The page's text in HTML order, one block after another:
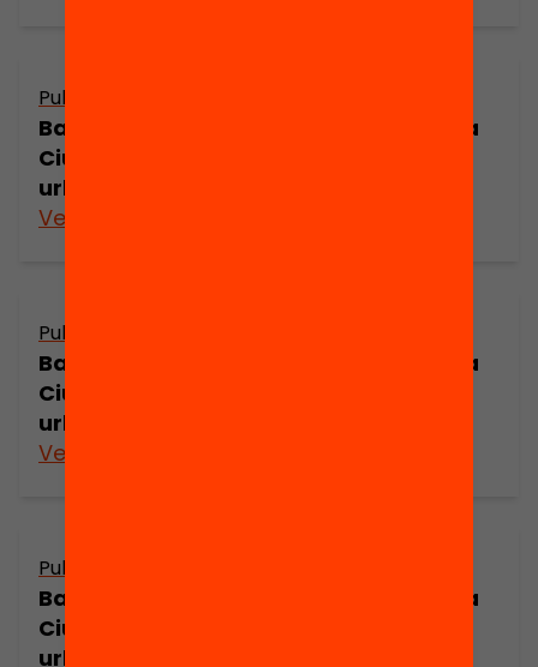
Publicació
Barcelona a principis del segle XVIII: La
Ciutadella i els canvis de l’estructura
urbana (part 4)
Veure’n més
Publicació
Barcelona a principis del segle XVIII: La
Ciutadella i els canvis de l’estructura
urbana (part 3)
Veure’n més
Publicació
Barcelona a principis del segle XVIII: La
Ciutadella i els canvis de l’estructura
urbana (part 2)